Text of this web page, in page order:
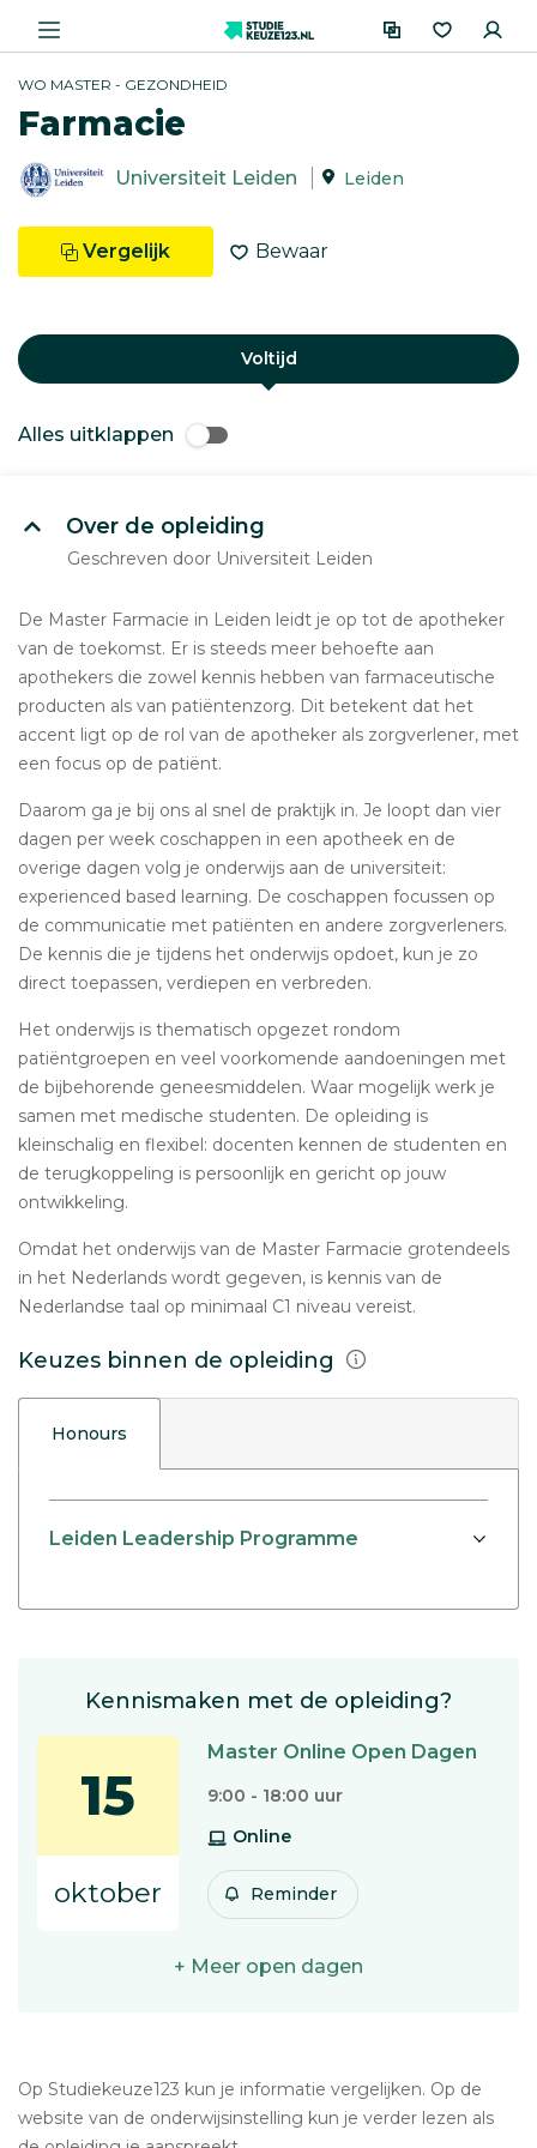
WO MASTER - GEZONDHEID
Farmacie
Universiteit Leiden Leiden
Vergelijk Bewaar
Voltijd
Alles uitklappen
Over de opleiding
Geschreven door Universiteit Leiden
De Master Farmacie in Leiden leidt je op tot de apotheker
van de toekomst. Er is steeds meer behoefte aan
apothekers die zowel kennis hebben van farmaceutische
producten als van patiëntenzorg. Dit betekent dat het
accent ligt op de rol van de apotheker als zorgverlener, met
een focus op de patiënt.
Daarom ga je bij ons al snel de praktijk in. Je loopt dan vier
dagen per week coschappen in een apotheek en de
overige dagen volg je onderwijs aan de universiteit:
experienced based learning. De coschappen focussen op
de communicatie met patiënten en andere zorgverleners.
De kennis die je tijdens het onderwijs opdoet, kun je zo
direct toepassen, verdiepen en verbreden.
Het onderwijs is thematisch opgezet rondom
patiëntgroepen en veel voorkomende aandoeningen met
de bijbehorende geneesmiddelen. Waar mogelijk werk je
samen met medische studenten. De opleiding is
kleinschalig en flexibel: docenten kennen de studenten en
de terugkoppeling is persoonlijk en gericht op jouw
ontwikkeling.
Omdat het onderwijs van de Master Farmacie grotendeels
in het Nederlands wordt gegeven, is kennis van de
Nederlandse taal op minimaal C1 niveau vereist.
Keuzes binnen de opleiding
Honours
Leiden Leadership Programme
Kennismaken met de opleiding?
15
oktober
Master Online Open Dagen
9:00 - 18:00 uur
Online
Reminder
+ Meer open dagen
Op Studiekeuze123 kun je informatie vergelijken. Op de
website van de onderwijsinstelling kun je verder lezen als